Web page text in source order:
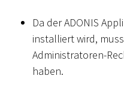
Da der ADONIS
installiert wird,
Administratoren-
haben.